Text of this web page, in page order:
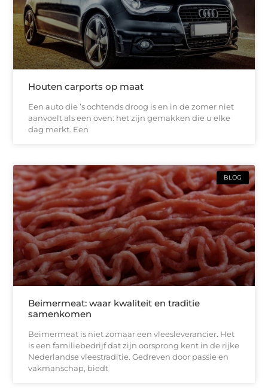
Houten carports op maat
Een auto die ’s ochtends droog is en in de zomer niet
aanvoelt als een oven: het zijn gemakken die u elke
dag merkt. Een
BLOG
Beimermeat: waar kwaliteit en traditie
samenkomen
Beimermeat is niet zomaar een vleesleverancier. Het
is een familiebedrijf dat zijn oorsprong kent in de rijke
Nederlandse vleestraditie. Gedreven door passie en
vakmanschap, biedt